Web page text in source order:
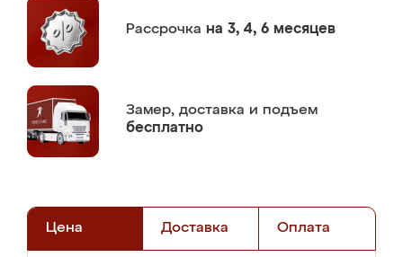
Рассрочка на 3, 4, 6 месяцев
Замер, доставка и подъем
бесплатно
Цена Доставка Оплата